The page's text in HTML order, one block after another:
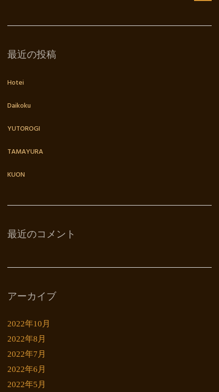
最近の投稿
Hotei
Daikoku
YUTOROGI
TAMAYURA
KUON
最近のコメント
アーカイブ
2022年10月
2022年8月
2022年7月
2022年6月
2022年5月